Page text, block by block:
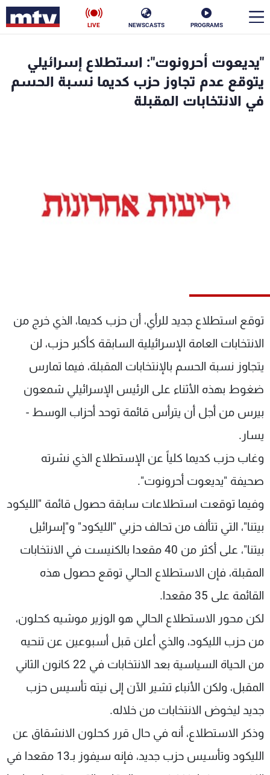
PROGRAMS
NEWSCASTS
LIVE
"يديعوت أحرونوت": استطلاع إسرائيلي
يتوقع عدم تجاوز حزب كديما نسبة الحسم
في الانتخابات المقبلة
توقع استطلاع جديد للرأي، أن حزب كديما، الذي خرج من
الانتخابات العامة الإسرائيلية السابقة كأكبر حزب، لن
يتجاوز نسبة الحسم بالإنتخابات المقبلة، فيما تمارس
ضغوط بهذه الأثناء على الرئيس الإسرائيلي شمعون
بيرس من أجل أن يترأس قائمة توحد أحزاب الوسط -
يسار.
وغاب حزب كديما كلياً عن الإستطلاع الذي نشرته
صحيفة "يديعوت أحرونوت".
وفيما توقعت استطلاعات سابقة حصول قائمة "الليكود
بيتنا"، التي تتألف من تحالف حزبي "الليكود" و"إسرائيل
بيتنا"، على أكثر من 40 مقعدا بالكنيست في الانتخابات
المقبلة، فإن الاستطلاع الحالي توقع حصول هذه
القائمة على 35 مقعدا.
لكن محور الاستطلاع الحالي هو الوزير موشيه كحلون،
من حزب الليكود، والذي أعلن قبل أسبوعين عن تنحيه
من الحياة السياسية بعد الانتخابات في 22 كانون الثاني
المقبل، ولكن الأنباء تشير الآن إلى نيته تأسيس حزب
جديد ليخوض الانتخابات من خلاله.
وذكر الاستطلاع، أنه في حال قرر كحلون الانشقاق عن
الليكود وتأسيس حزب جديد، فإنه سيفوز بـ13 مقعدا في
الأخبار
سياسة
كأس العالم
الترددات
عن MTV
لاعلاناتكم
وظائف
تواصل معنا
شروط الإسـتخدام